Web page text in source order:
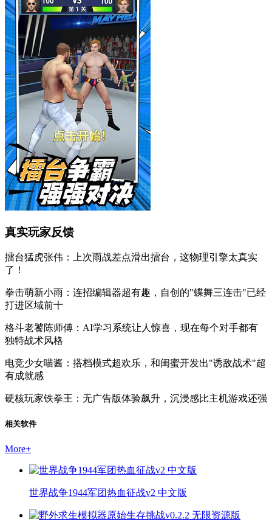
真实玩家反馈
擂台猛虎张伟：上次雨战差点滑出擂台，这物理引擎太真实
了！
拳击萌新小雨：连招编辑器超有趣，自创的"蝶舞三连击"已经
打进区域前十
格斗老饕陈师傅：AI学习系统让人惊喜，现在每个对手都有
独特战术风格
电竞少女喵酱：搭档模式超欢乐，和闺蜜开发出"诱敌战术"超
有成就感
硬核玩家铁拳王：无广告版体验飙升，沉浸感比主机游戏还强
相关软件
More+
世界战争1944军团热血征战v2 中文版